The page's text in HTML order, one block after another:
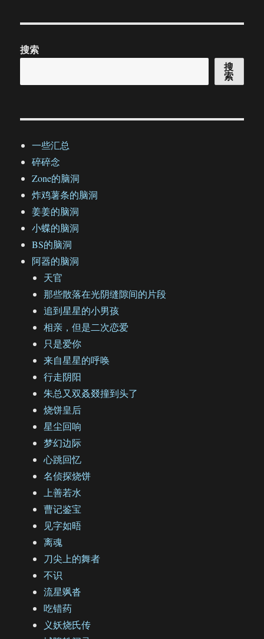
撞
分
页
搜索
搜
索
一些汇总
碎碎念
Zone的脑洞
炸鸡薯条的脑洞
姜姜的脑洞
小蝶的脑洞
BS的脑洞
阿器的脑洞
天官
那些散落在光阴缝隙间的片段
追到星星的小男孩
相亲，但是二次恋爱
只是爱你
来自星星的呼唤
行走阴阳
朱总又双叒叕撞到头了
烧饼皇后
星尘回响
梦幻边际
心跳回忆
名侦探烧饼
上善若水
曹记鉴宝
见字如晤
离魂
刀尖上的舞者
不识
流星飒沓
吃错药
义妖烧氏传